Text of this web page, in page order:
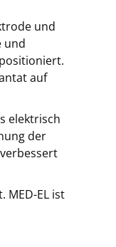
und
und
auf
elektrisch
der
MED-EL ist